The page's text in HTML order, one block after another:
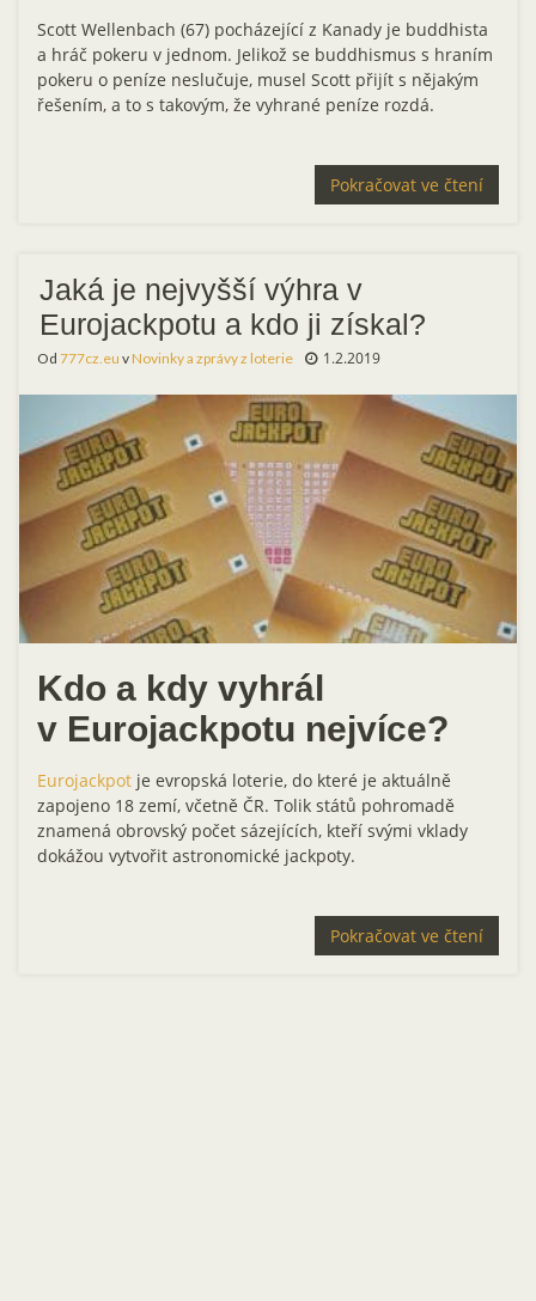
Scott Wellenbach (67) pocházející z Kanady je buddhista
a hráč pokeru v jednom. Jelikož se buddhismus s hraním
pokeru o peníze neslučuje, musel Scott přijít s nějakým
řešením, a to s takovým, že vyhrané peníze rozdá.
Pokračovat ve čtení
Jaká je nejvyšší výhra v
Eurojackpotu a kdo ji získal?
Od 777cz.eu vNovinky a zprávy z loterie 1.2.2019
Kdo a kdy vyhrál
v Eurojackpotu nejvíce?
Eurojackpot je evropská loterie, do které je aktuálně
zapojeno 18 zemí, včetně ČR. Tolik států pohromadě
znamená obrovský počet sázejících, kteří svými vklady
dokážou vytvořit astronomické jackpoty.
Pokračovat ve čtení